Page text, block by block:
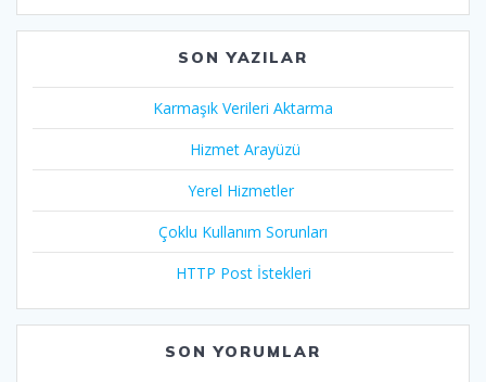
SON YAZILAR
Karmaşık Verileri Aktarma
Hizmet Arayüzü
Yerel Hizmetler
Çoklu Kullanım Sorunları
HTTP Post İstekleri
SON YORUMLAR